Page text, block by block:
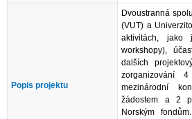
Popis projektu
Dvoustranná
(VUT) a
aktivitách, jako
workshopy),
dalších
zorganizování
mezinárodní
žádostem a 2
Norským